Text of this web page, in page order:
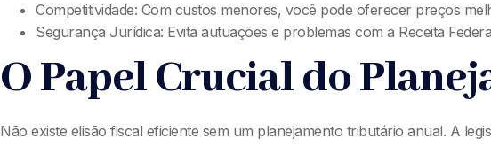
Competitividade: Com custos menores, você pode oferecer preços
Segurança Jurídica: Evita autuações e problemas com a Receita
O Papel Crucial do
Não existe elisão fiscal eficiente sem um planejamento tributário anual. A